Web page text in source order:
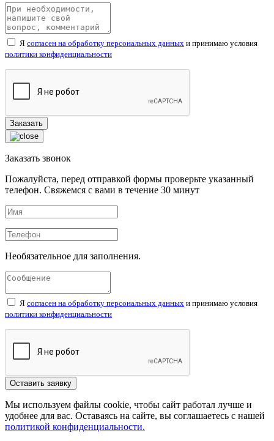
Я согласен на обработку персональных данных и принимаю условия
политики конфиденциальности
Заказать звонок
Пожалуйста, перед отправкой формы проверьте указанный
телефон. Свяжемся с вами в течение 30 минут
Необязательное для заполнения.
Я согласен на обработку персональных данных и принимаю условия
политики конфиденциальности
Мы используем файлы cookie, чтобы сайт работал лучше и
удобнее для вас. Оставаясь на сайте, вы соглашаетесь с нашей
политикой конфиденциальности.